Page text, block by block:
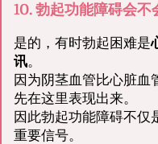
10. 勃起功能障碍会不
是的，有时勃起困难是
讯。
因为阴茎血管比心脏血
先在这里表现出来。
因此勃起功能障碍不仅
重要信号。